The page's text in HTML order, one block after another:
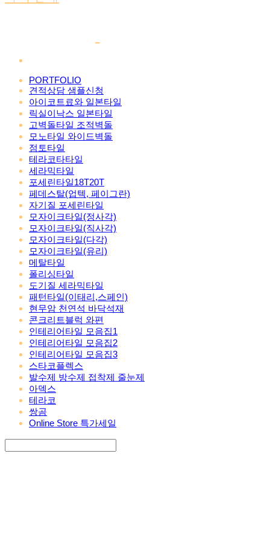
PORTFOLIO
견적상담 샘플신청
아이코트료와 일본타일
릭실이낙스 일본타일
고벽돌타일 조적벽돌
모노타일 와이드벽돌
점토타일
테라코타타일
세라믹타일
포세린타일18T20T
페데스탈(업텍, 페이그란)
자기질 포세린타일
모자이크타일(정사각)
모자이크타일(직사각)
모자이크타일(다각)
모자이크타일(유리)
메탈타일
폴리싱타일
도기질 세라믹타일
패턴타일(이태리,스페인)
현무암 천연석 바닥석재
콘크리트블럭 와편
인테리어타일 모음집1
인테리어타일 모음집2
인테리어타일 모음집3
스타코플렉스
발수제 방수제 접착제 줄눈제
아덱스
테라코
쌍곰
Online Store 특가세일